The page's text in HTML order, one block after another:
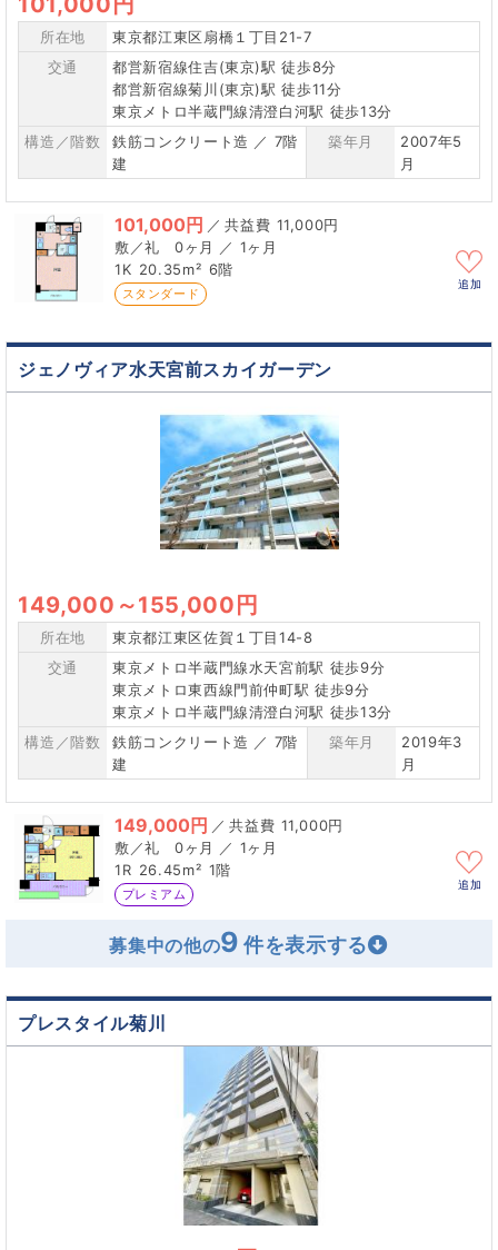
所在地
東京都江東区扇橋１丁目21-7
交通
都営新宿線住吉(東京)駅 徒歩8分
都営新宿線菊川(東京)駅 徒歩11分
東京メトロ半蔵門線清澄白河駅 徒歩13分
構造／階数
鉄筋コンクリート造 ／ 7階
建
築年月
2007年5
月
101,000円 ／
11,000円
0ヶ月 ／ 1ヶ月
1K 20.35m² 6階
スタンダード
追加
ジェノヴィア水天宮前スカイガーデン
149,000 ～155,000円
所在地
東京都江東区佐賀１丁目14-8
交通
東京メトロ半蔵門線水天宮前駅 徒歩9分
東京メトロ東西線門前仲町駅 徒歩9分
東京メトロ半蔵門線清澄白河駅 徒歩13分
構造／階数
鉄筋コンクリート造 ／ 7階
建
築年月
2019年3
月
149,000円 ／
11,000円
0ヶ月 ／ 1ヶ月
1R 26.45m² 1階
プレミアム
追加
募集中の他の9
プレスタイル菊川